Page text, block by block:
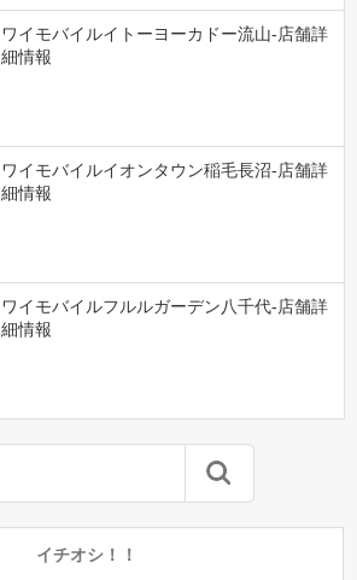
ワイモバイルイトーヨーカドー流山-店舗詳
細情報
ワイモバイルイオンタウン稲毛長沼-店舗詳
細情報
ワイモバイルフルルガーデン八千代-店舗詳
細情報
イチオシ！！